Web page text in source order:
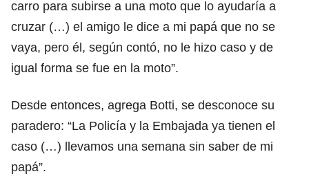
carro para subirse a una moto que lo ayudaría a
cruzar (…) el amigo le dice a mi papá que no se
vaya, pero él, según contó, no le hizo caso y de
igual forma se fue en la moto”.
Desde entonces, agrega Botti, se desconoce su
paradero: “La Policía y la Embajada ya tienen el
caso (…) llevamos una semana sin saber de mi
papá”.